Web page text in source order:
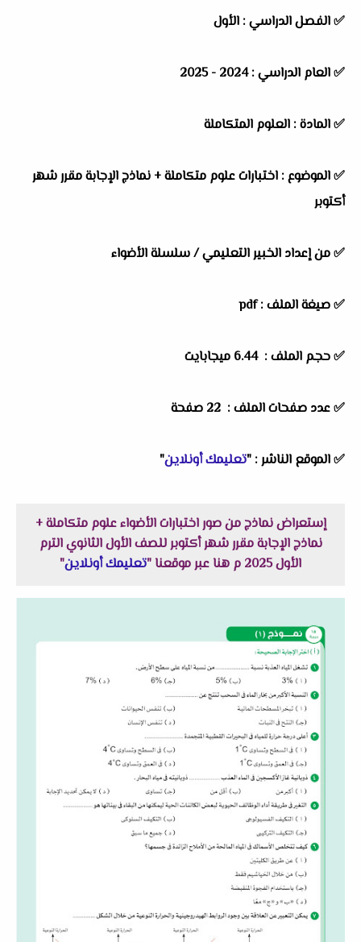
✅الفصل الدراسي : الأول
✅العام الدراسي :2024 - 2025
✅المادة : العلوم المتكاملة
✅الموضوع : اختبارات علوم متكاملة + نماذج الإجابة مقرر شهر
أكتوبر
✅من إعداد الخبير التعليمي / سلسلةالأضواء
✅ صيغة الملف : pdf
✅ حجم الملف : 6.44 ميجابايت
✅ عدد صفحات الملف : 22 صفحة
✅الموقع الناشر : "تعليمك أونلاين"
إستعراض نماذج من صور اختبارات الأضواء علوم متكاملة +
نماذج الإجابة مقرر شهر أكتوبر للصف الأول الثانوي الترم
الأول 2025 م هنا عبر موقعنا "
تعليمك أونلاين"